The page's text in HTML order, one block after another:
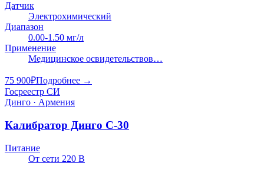
Датчик
Электрохимический
Диапазон
0.00-1.50 мг/л
Применение
Медицинское освидетельствов…
75 900₽Подробнее →
Госреестр СИ
Динго · Армения
Калибратор Динго С-30
Питание
От сети 220 В